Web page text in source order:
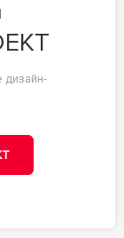
дизайн-